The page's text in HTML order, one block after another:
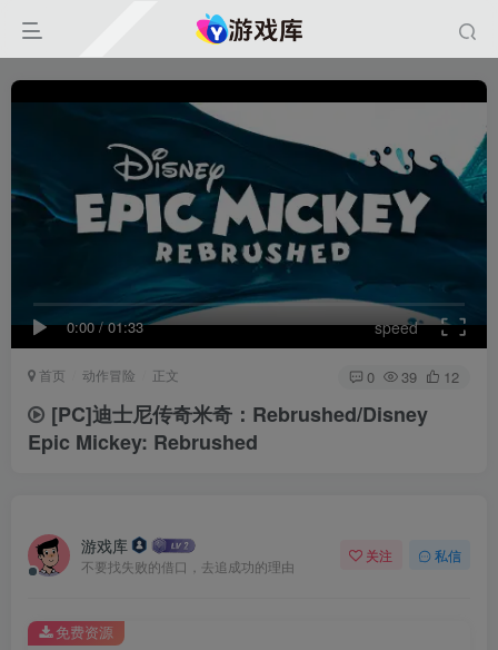
0:00/01:33 speed
首页 动作冒险 正文 0 39 12
[PC]迪士尼传奇米奇：Rebrushed/Disney
Epic Mickey: Rebrushed
游戏库
不要找失败的借口，去追成功的理由
关注 私信
免费资源